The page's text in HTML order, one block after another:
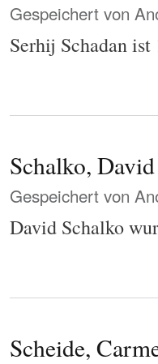
Gespeichert von
Serhij Schadan ist
Schalko, David
Gespeichert von
David Schalko
Scheide,